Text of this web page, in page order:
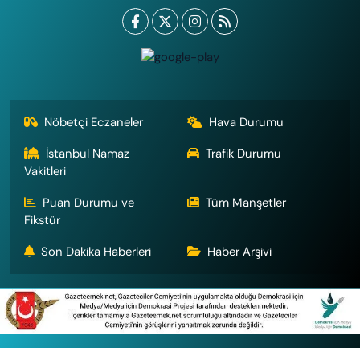
Nöbetçi Eczaneler
Hava Durumu
İstanbul Namaz
Vakitleri
Trafik Durumu
Puan Durumu ve
Fikstür
Tüm Manşetler
Son Dakika Haberleri Haber Arşivi